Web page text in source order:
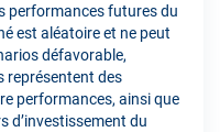
performances futures du
est aléatoire et ne peut
défavorable,
représentent des
performances, ainsi que
d’investissement du